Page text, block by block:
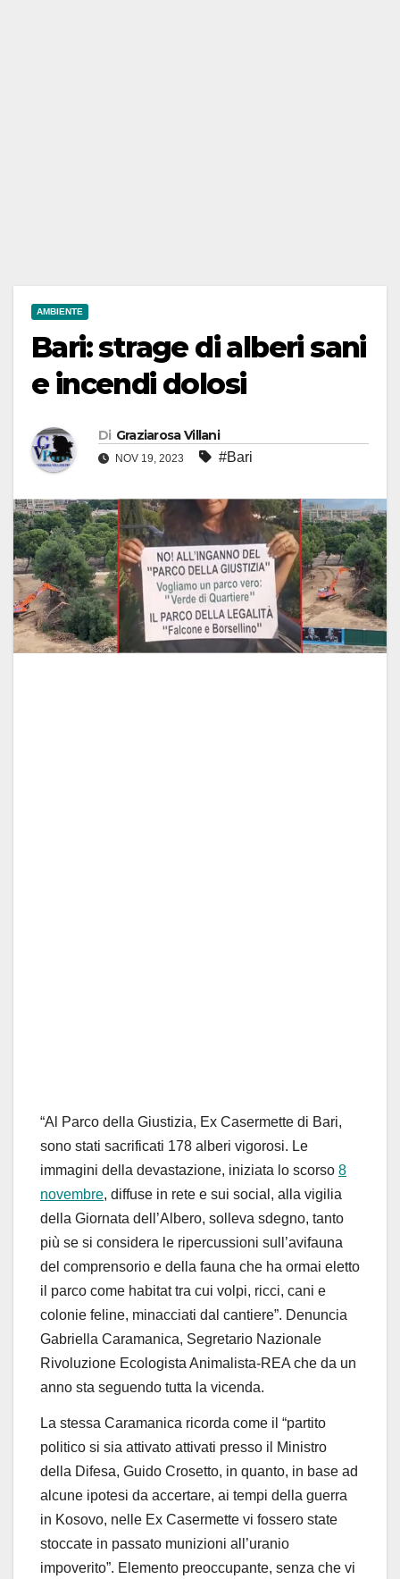
AMBIENTE
Bari: strage di alberi sani
e incendi dolosi
Di Graziarosa Villani
NOV 19, 2023 #Bari
“Al Parco della Giustizia, Ex Casermette di Bari,
sono stati sacrificati 178 alberi vigorosi. Le
immagini della devastazione, iniziata lo scorso 8
novembre, diffuse in rete e sui social, alla vigilia
della Giornata dell’Albero, solleva sdegno, tanto
più se si considera le ripercussioni sull’avifauna
del comprensorio e della fauna che ha ormai eletto
il parco come habitat tra cui volpi, ricci, cani e
colonie feline, minacciati dal cantiere”. Denuncia
Gabriella Caramanica, Segretario Nazionale
Rivoluzione Ecologista Animalista-REA che da un
anno sta seguendo tutta la vicenda.
La stessa Caramanica ricorda come il “partito
politico si sia attivato attivati presso il Ministro
della Difesa, Guido Crosetto, in quanto, in base ad
alcune ipotesi da accertare, ai tempi della guerra
in Kosovo, nelle Ex Casermette vi fossero state
stoccate in passato munizioni all’uranio
impoverito”. Elemento preoccupante, senza che vi